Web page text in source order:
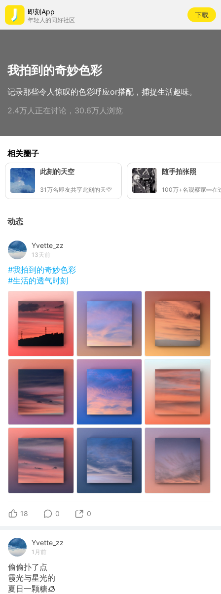
即刻App
年轻人的同好社区
下载
我拍到的奇妙色彩
记录那些令人惊叹的色彩呼应or搭配，捕捉生活趣味。
2.4万人正在讨论，30.6万人浏览
相关圈子
此刻的天空
31万名即友共享此刻的天空
随手拍张照
动态
Yvette_zz
13天前
#我拍到的奇妙色彩
#生活的透气时刻
18 0 0
Yvette_zz
1月前
偷偷扑了点
霞光与星光的
夏日一颗糖🧊